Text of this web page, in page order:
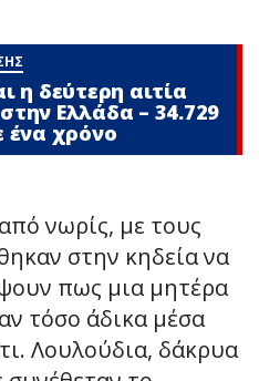
η δεύτερη αιτία
Ελλάδα – 34.729
ένα χρόνο
νωρίς, με τους
στην κηδεία να
πως μια μητέρα
τόσο άδικα μέσα
Λουλούδια, δάκρυα